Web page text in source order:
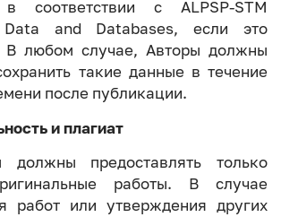
соответствии с ALPSP-STM
Data and Databases, если это
В любом случае, Авторы должны
такие данные в течение
после публикации.
и плагиат
должны предоставлять только
работы. В случае
работ или утверждения других